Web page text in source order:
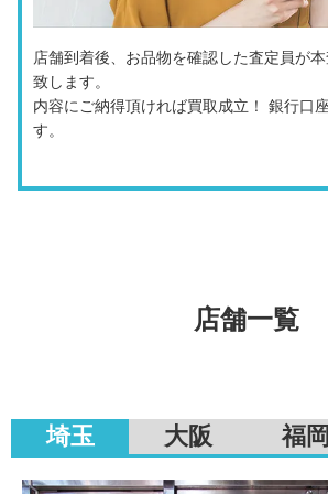
店舗到着後、お品物を確認した査定員が
致します。
内容にご納得頂ければ買取成立！ 銀行口
す。
店舗一覧
埼玉 大阪 福岡